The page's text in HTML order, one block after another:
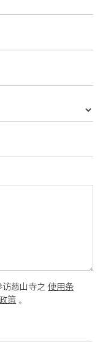
慈山寺之 使用条
策 。